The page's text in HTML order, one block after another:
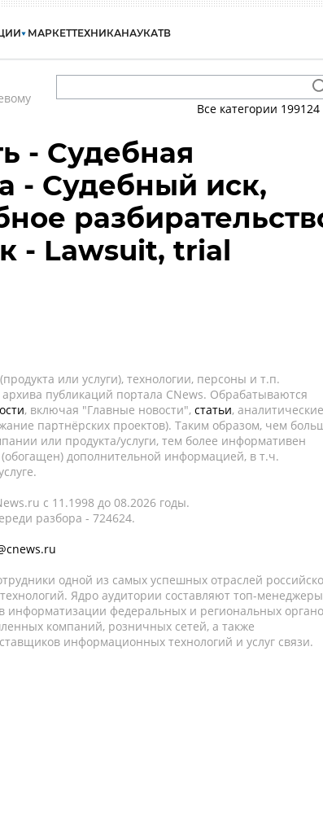
МАРКЕТТЕХНИКАНАУКАТВ
Все категории 199124
- Судебная
- Судебный иск,
- Lawsuit, trial
или услуги), технологии, персоны и т.п.
публикаций портала CNews. Обрабатываются
, включая "Главные новости", статьи, аналитические
партнёрских проектов). Таким образом, чем
или продукта/услуги, тем более информативен
дополнительной информацией, в т.ч.
c 11.1998 до 08.2026 годы.
разбора - 724624.
одной из самых успешных отраслей
Ядро аудитории составляют топ-
информатизации федеральных и региональных
компаний, розничных сетей, а также
информационных технологий и услуг связи.